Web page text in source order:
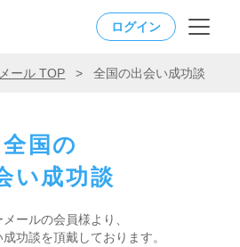
ログイン
ール TOP > 全国の出会い成功談
全国の
い成功談
ールの会員様より、
功談を頂戴しております。